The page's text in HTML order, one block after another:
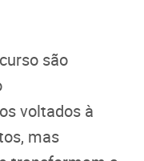
são
voltados à
mas